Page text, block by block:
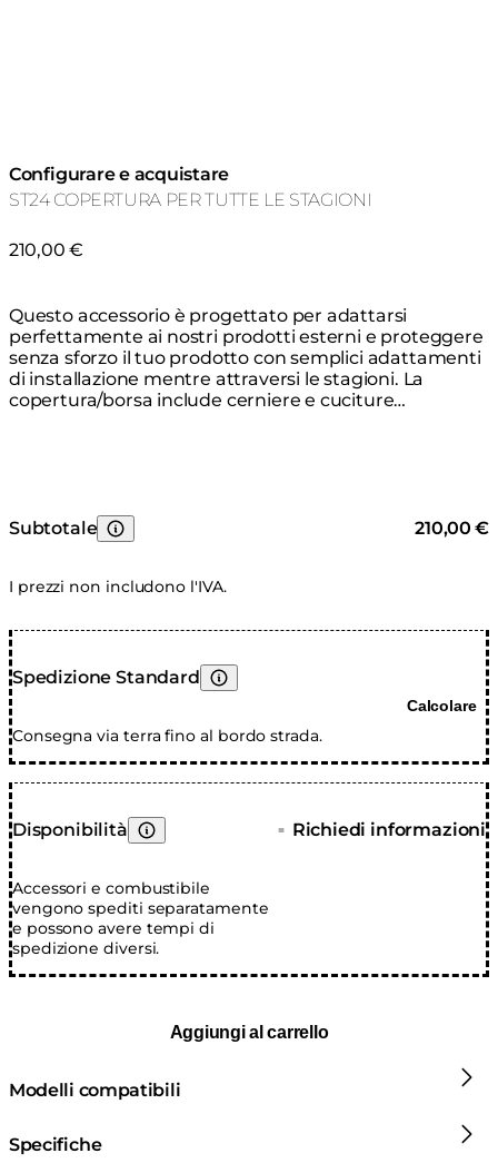
Configurare e acquistare
ST24 COPERTURA PER TUTTE LE STAGIONI
210,00 €
Questo accessorio è progettato per adattarsi
perfettamente ai nostri prodotti esterni e proteggere
senza sforzo il tuo prodotto con semplici adattamenti
di installazione mentre attraversi le stagioni. La
copertura/borsa include cerniere e cuciture
coprire.
Subtotale
Scopri di Più
I prezzi non includono l'IVA.
210,00 €
Spedizione Standard
Scopri di Più
Consegna via terra fino al bordo strada.
Calcolare
Disponibilità
Scopri di Più
Accessori e combustibile
vengono spediti separatamente
e possono avere tempi di
spedizione diversi.
■ Richiedi informazioni
Aggiungi al carrello
Modelli compatibili
Specifiche